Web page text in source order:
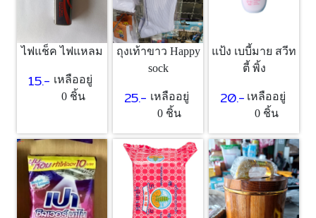
ไฟแช็ค ไฟแหลม
15.- เหลืออยู่
0 ชิ้น
ถุงเท้าขาว Happy
sock
25.- เหลืออยู่
0 ชิ้น
แป้ง เบบี้มาย สวีท
ตี้ พิ้ง
20.- เหลืออยู่
0 ชิ้น